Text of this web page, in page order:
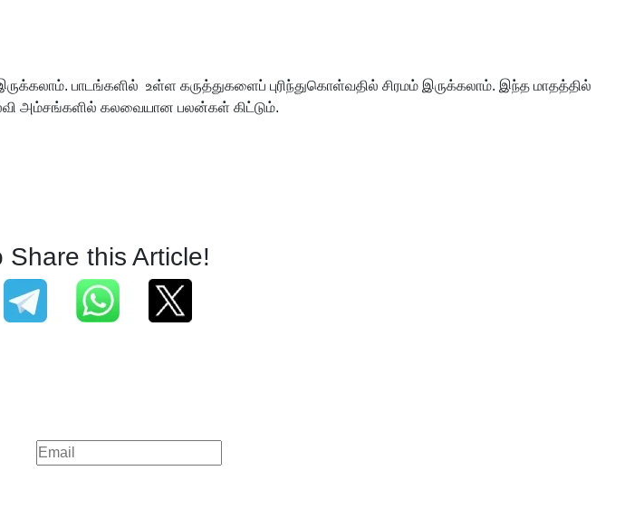
பாடங்களில் உள்ள கருத்துகளைப் புரிந்துகொள்வதில் சிரமம் இருக்கலாம். இந்த மாதத்தில்
அம்சங்களில் கலவையான பலன்கள் கிட்டும்.
Share this Article!